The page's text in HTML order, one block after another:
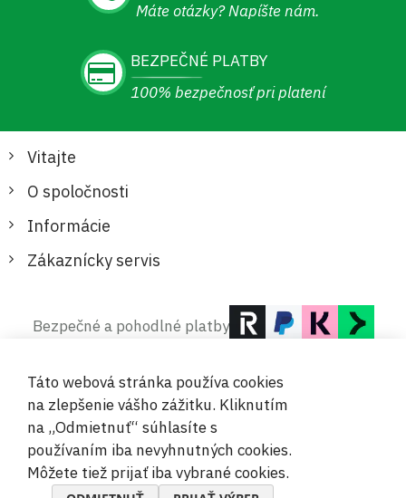
Máte otázky? Napíšte nám.
BEZPEČNÉ PLATBY
100% bezpečnosť pri platení
Vitajte
O spoločnosti
Informácie
Zákaznícky servis
Bezpečné a pohodlné platby
© 2019-2026 Megamix s.r.o.
Táto webová stránka používa cookies
na zlepšenie vášho zážitku. Kliknutím
na „Odmietnuť“ súhlasíte s
používaním iba nevyhnutných cookies.
Môžete tiež prijať iba vybrané cookies.